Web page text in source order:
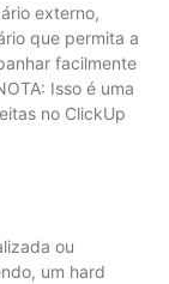
externo,
que permita a
facilmente
Isso é uma
no ClickUp
ou
um hard